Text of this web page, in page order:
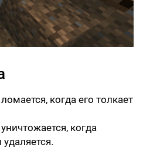
когда его толкает
когда